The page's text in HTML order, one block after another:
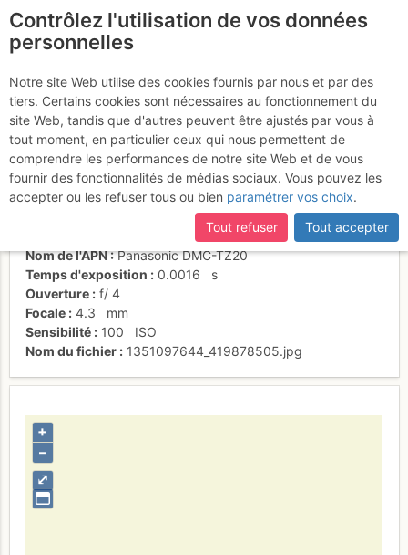
certaines pages ne sont plus accessibles, manquantes ou
incomplètes, déconnectez-vous puis reconnectez-vous à votre
compte sur le site.
Vue sur L4
Activités
Date/heure
7 juil. 2012 12:20
Contributeur
Thomas C
individuel (CC by-nc-nd)
Nom de l'APN
Panasonic DMC-TZ20
Temps d'exposition
0.0016
s
Ouverture
f/ 4
Focale
4.3
mm
Sensibilité
100
ISO
Nom du fichier
1351097644_419878505.jpg
⤢
+
–
Contrôlez l'utilisation de vos données
personnelles
Notre site Web utilise des cookies fournis par nous et par des
tiers. Certains cookies sont nécessaires au fonctionnement du
site Web, tandis que d'autres peuvent être ajustés par vous à
tout moment, en particulier ceux qui nous permettent de
comprendre les performances de notre site Web et de vous
fournir des fonctionnalités de médias sociaux. Vous pouvez les
accepter ou les refuser tous ou bien paramétrer vos choix.
Tout refuser
Tout accepter